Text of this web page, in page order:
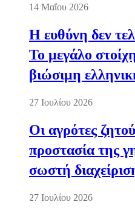
14 Μαΐου 2026
Η ευθύνη δεν
Το μεγάλο
βιώσιμη
27 Ιουλίου 2026
Οι αγρότες
προστασία της
σωστή
27 Ιουλίου 2026